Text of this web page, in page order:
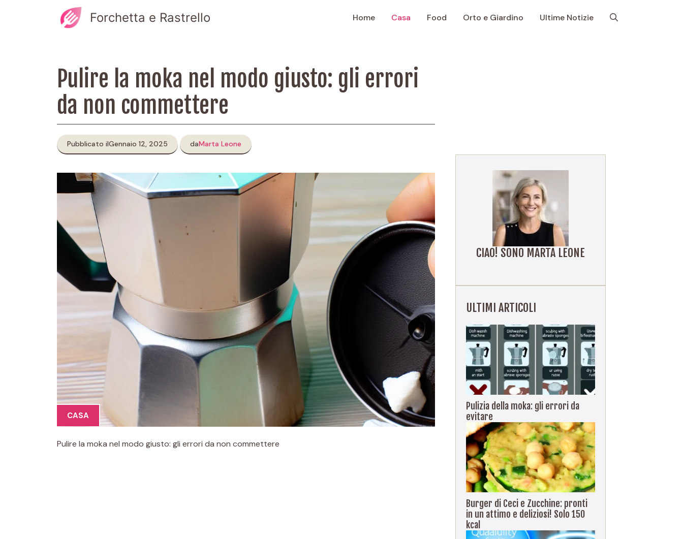
Forchetta e Rastrello Home Casa Food Orto e Giardino Ultime Notizie
Pulire la moka nel modo giusto: gli errori
da non commettere
Pubblicato ilGennaio 12, 2025 daMarta Leone
CASA
Pulire la moka nel modo giusto: gli errori da non commettere
CIAO! SONO MARTA LEONE
ULTIMI ARTICOLI
Pulizia della moka: gli errori da
evitare
Burger di Ceci e Zucchine: pronti
in un attimo e deliziosi! Solo 150
kcal